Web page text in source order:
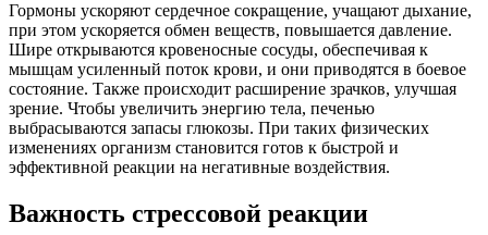
Гормоны ускоряют сердечное сокращение, учащают дыхание,
при этом ускоряется обмен веществ, повышается давление.
Шире открываются кровеносные сосуды, обеспечивая к
мышцам усиленный поток крови, и они приводятся в боевое
состояние. Также происходит расширение зрачков, улучшая
зрение. Чтобы увеличить энергию тела, печенью
выбрасываются запасы глюкозы. При таких физических
изменениях организм становится готов к быстрой и
эффективной реакции на негативные воздействия.
Важность стрессовой реакции